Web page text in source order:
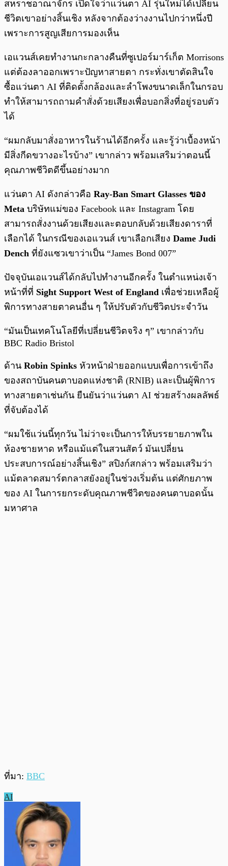
สหราชอาณาจักร เปิดใจว่าแว่นตา AI รุ่นใหม่ได้เปลี่ยน
ชีวิตเขาอย่างสิ้นเชิง หลังจากต้องว่างงานไปกว่าหนึ่งปี
เพราะการสูญเสียการมองเห็น
เอแวนส์เคยทำงานกะกลางคืนที่ซูเปอร์มาร์เก็ต Morrisons
แต่ต้องลาออกเพราะปัญหาสายตา กระทั่งเขาตัดสินใจ
ซื้อแว่นตา AI ที่ติดตั้งกล้องและลำโพงขนาดเล็กในกรอบ
ทำให้สามารถถามคำสั่งด้วยเสียงเพื่อบอกสิ่งที่อยู่รอบตัว
ได้
“ผมกลับมาสั่งอาหารในร้านได้อีกครั้ง และรู้ว่าเบื้องหน้า
มีสิ่งกีดขวางอะไรบ้าง” เขากล่าว พร้อมเสริมว่าตอนนี้
คุณภาพชีวิตดีขึ้นอย่างมาก
แว่นตา AI ดังกล่าวคือ Ray-Ban Smart Glasses ของ
Meta บริษัทแม่ของ Facebook และ Instagram โดย
สามารถสั่งงานด้วยเสียงและตอบกลับด้วยเสียงดาราที่
เลือกได้ ในกรณีของเอแวนส์ เขาเลือกเสียง Dame Judi
Dench ที่ยังแซวเขาว่าเป็น “James Bond 007”
ปัจจุบันเอแวนส์ได้กลับไปทำงานอีกครั้ง ในตำแหน่งเจ้า
หน้าที่ที่ Sight Support West of England เพื่อช่วยเหลือผู้
พิการทางสายตาคนอื่น ๆ ให้ปรับตัวกับชีวิตประจำวัน
“มันเป็นเทคโนโลยีที่เปลี่ยนชีวิตจริง ๆ” เขากล่าวกับ
BBC Radio Bristol
ด้าน Robin Spinks หัวหน้าฝ่ายออกแบบเพื่อการเข้าถึง
ของสถาบันคนตาบอดแห่งชาติ (RNIB) และเป็นผู้พิการ
ทางสายตาเช่นกัน ยืนยันว่าแว่นตา AI ช่วยสร้างผลลัพธ์
ที่จับต้องได้
“ผมใช้แว่นนี้ทุกวัน ไม่ว่าจะเป็นการให้บรรยายภาพใน
ห้องชายหาด หรือแม้แต่ในสวนสัตว์ มันเปลี่ยน
ประสบการณ์อย่างสิ้นเชิง” สปิงก์สกล่าว พร้อมเสริมว่า
แม้ตลาดสมาร์ตกลาสยังอยู่ในช่วงเริ่มต้น แต่ศักยภาพ
ของ AI ในการยกระดับคุณภาพชีวิตของคนตาบอดนั้น
มหาศาล
ที่มา: BBC
AI